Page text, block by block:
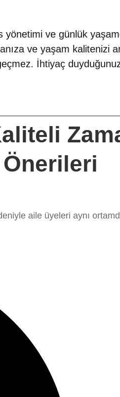
ve günlük
ve yaşam kalitenizi
İhtiyaç
aile üyeleri aynı